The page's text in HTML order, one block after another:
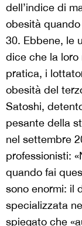
dell’indice di
obesità
30. Ebbene, le
dice che la loro
pratica, i
obesità del
Satoshi,
pesante della
nel settembre
professionisti:
quando fai
sono enormi: il
specializzata
spiegato che